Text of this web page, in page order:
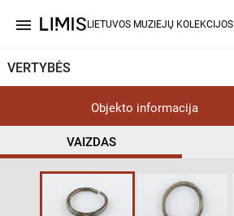
menu LIETUVOS MUZIEJŲ KOLEKCIJOS
VERTYBĖS
Objekto informacija
VAIZDAS
help_outline